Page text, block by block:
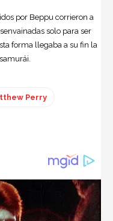
por Beppu corrieron a
solo para ser
forma llegaba a su fin la
Perry